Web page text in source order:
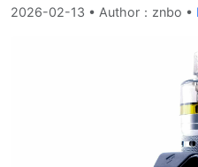
2026-02-13 • Author：znbo •